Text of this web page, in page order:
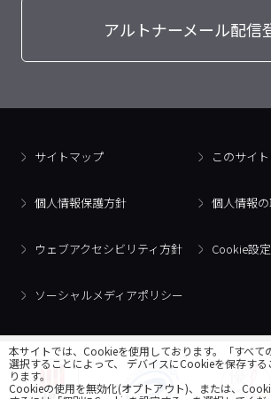
アルトナーメール配信
サイトマップ このサイ
個人情報保護方針 個人情報
ウェブアクセシビリティ方針 Cookie設定
ソーシャルメディアポリシー
本サイトでは、Cookieを使用しております。「すべて
選択することによって、 デバイスにCookieを保存す
ります。
Cookieの使用を無効化(オプトアウト)、または、